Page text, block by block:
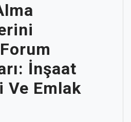
İnşaat
Ve Emlak